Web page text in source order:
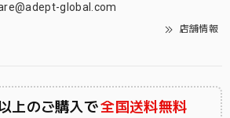
global.com
店舗情報
上のご購入で全国送料無料